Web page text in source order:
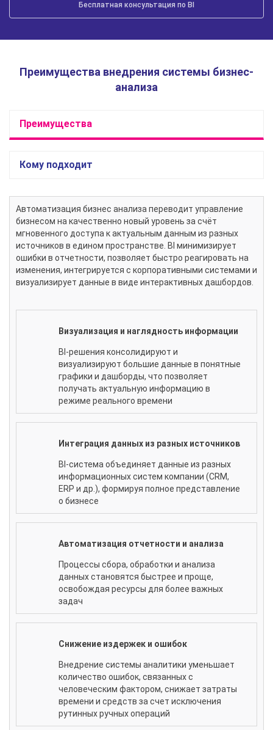
Бесплатная консультация по BI
Преимущества внедрения системы бизнес-
анализа
Преимущества
Кому подходит
Автоматизация бизнес анализа переводит управление
бизнесом на качественно новый уровень за счёт
мгновенного доступа к актуальным данным из разных
источников в едином пространстве. BI минимизирует
ошибки в отчетности, позволяет быстро реагировать на
изменения, интегрируется с корпоративными системами и
визуализирует данные в виде интерактивных дашбордов.
Визуализация и наглядность информации
BI-решения консолидируют и
визуализируют большие данные в понятные
графики и дашборды, что позволяет
получать актуальную информацию в
режиме реального времени
Интеграция данных из разных источников
BI-система объединяет данные из разных
информационных систем компании (CRM,
ERP и др.), формируя полное представление
о бизнесе
Автоматизация отчетности и анализа
Процессы сбора, обработки и анализа
данных становятся быстрее и проще,
освобождая ресурсы для более важных
задач
Снижение издержек и ошибок
Внедрение системы аналитики уменьшает
количество ошибок, связанных с
человеческим фактором, снижает затраты
времени и средств за счет исключения
рутинных ручных операций